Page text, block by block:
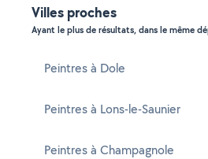
Villes proches
Ayant le plus de résultats, dans le même
Peintres à Dole
Peintres à Lons-le-Saunier
Peintres à Champagnole